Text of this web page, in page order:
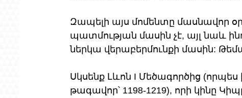
Զապելի այս մոմենտը մասնավոր
պատմության մասին չէ, այլ նաև
ներկա վերաբերմունքի մասին:
Սկսենք Լևոն I Մեծագործից (որպես
թագավոր՝ 1198-1219), որի կինը